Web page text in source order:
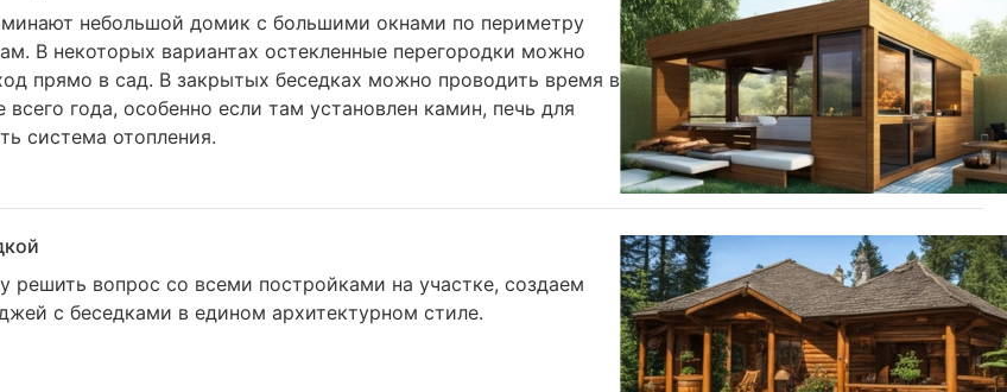
небольшой домик с большими окнами по периметру
В некоторых вариантах остекленные перегородки можно
прямо в сад. В закрытых беседках можно проводить время в
года, особенно если там установлен камин, печь для
система отопления.
решить вопрос со всеми постройками на участке, создаем
с беседками в едином архитектурном стиле.